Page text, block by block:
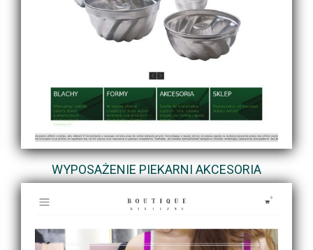
WYPOSAŻENIE PIEKARNI AKCESORIA